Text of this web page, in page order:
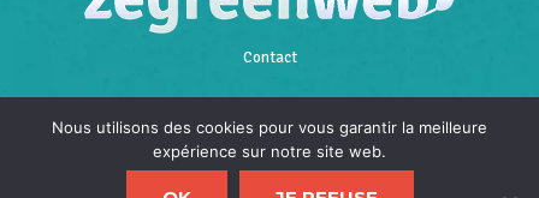
Contact
Mentions légales
Nous utilisons des cookies pour vous garantir la meilleure
expérience sur notre site web.